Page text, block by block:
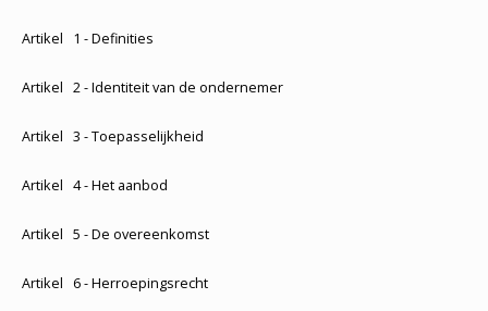
Artikel 1 - Definities
Artikel 2 - Identiteit van de ondernemer
Artikel 3 - Toepasselijkheid
Artikel 4 - Het aanbod
Artikel 5 - De overeenkomst
Artikel 6 - Herroepingsrecht